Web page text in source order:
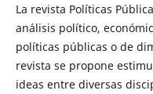
La revista Políticas
análisis político,
políticas públicas o de
revista se propone
ideas entre diversas